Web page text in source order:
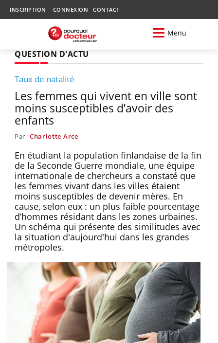
INSCRIPTION CONNEXION CONTACT
Menu
QUESTION D'ACTU
Taux de natalité
Les femmes qui vivent en ville sont
moins susceptibles d’avoir des
enfants
Par Charlotte Arce
En étudiant la population finlandaise de la fin
de la Seconde Guerre mondiale, une équipe
internationale de chercheurs a constaté que
les femmes vivant dans les villes étaient
moins susceptibles de devenir mères. En
cause, selon eux : un plus faible pourcentage
d’hommes résidant dans les zones urbaines.
Un schéma qui présente des similitudes avec
la situation d'aujourd'hui dans les grandes
métropoles.